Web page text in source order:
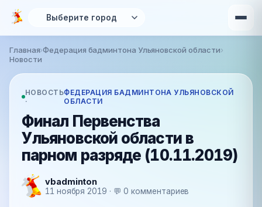
Перейти к основному содержанию
Вы здесь
Главная›Федерация бадминтона Ульяновской области›
Новости
НОВОСТЬ
·
ФЕДЕРАЦИЯ БАДМИНТОНА УЛЬЯНОВСКОЙ
ОБЛАСТИ
Финал Первенства
Ульяновской области в
парном разряде (10.11.2019)
vbadminton
11 ноября 2019 · 💬 0 комментариев